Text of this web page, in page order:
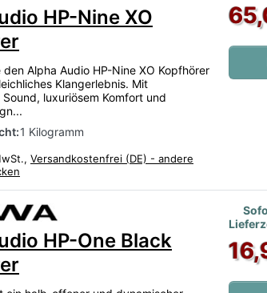
HP-Nine XO
den Alpha Audio HP-Nine XO Kopfhörer
Klangerlebnis. Mit
luxuriösem Komfort und
1 Kilogramm
Versandkostenfrei (DE) - andere
4 von 5 Sternen. 2 Bewertungen.
HP-One Black